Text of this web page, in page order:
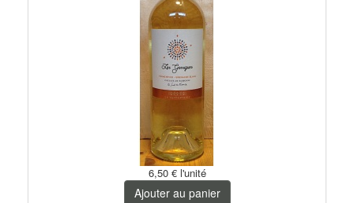
6,50 € l'unité
Ajouter au panier